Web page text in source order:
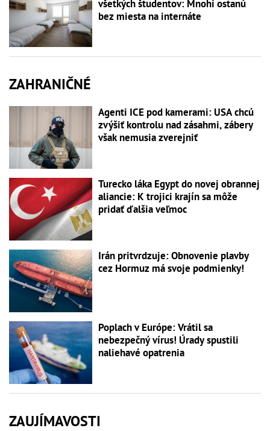
všetkých študentov: Mnohí ostanú
bez miesta na internáte
ZAHRANIČNÉ
Agenti ICE pod kamerami: USA chcú
zvýšiť kontrolu nad zásahmi, zábery
však nemusia zverejniť
Turecko láka Egypt do novej obrannej
aliancie: K trojici krajín sa môže
pridať ďalšia veľmoc
Irán pritvrdzuje: Obnovenie plavby
cez Hormuz má svoje podmienky!
Poplach v Európe: Vrátil sa
nebezpečný vírus! Úrady spustili
naliehavé opatrenia
ZAUJÍMAVOSTI